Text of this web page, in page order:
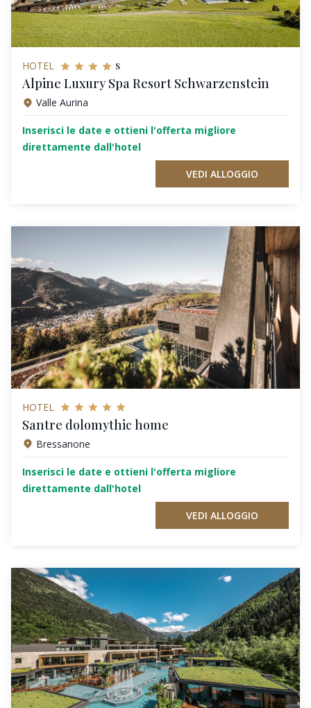
HOTEL s
Alpine Luxury Spa Resort Schwarzenstein
Valle Aurina
Inserisci le date e ottieni l'offerta migliore
direttamente dall'hotel
VEDI ALLOGGIO
HOTEL
Santre dolomythic home
Bressanone
Inserisci le date e ottieni l'offerta migliore
direttamente dall'hotel
VEDI ALLOGGIO